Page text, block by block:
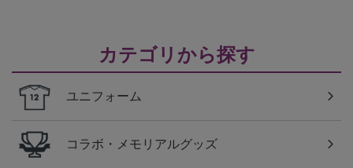
カテゴリから探す
ユニフォーム
コラボ・メモリアルグッズ